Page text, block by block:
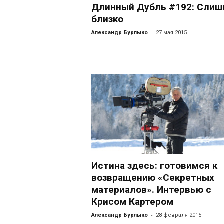
Длинный Дубль #192:
близко
Александр Бурлыко - 27 мая 2015
Истина здесь: готовимся к
возвращению «Секретных
материалов». Интервью с
Крисом Картером
Александр Бурлыко - 28 февраля 2015